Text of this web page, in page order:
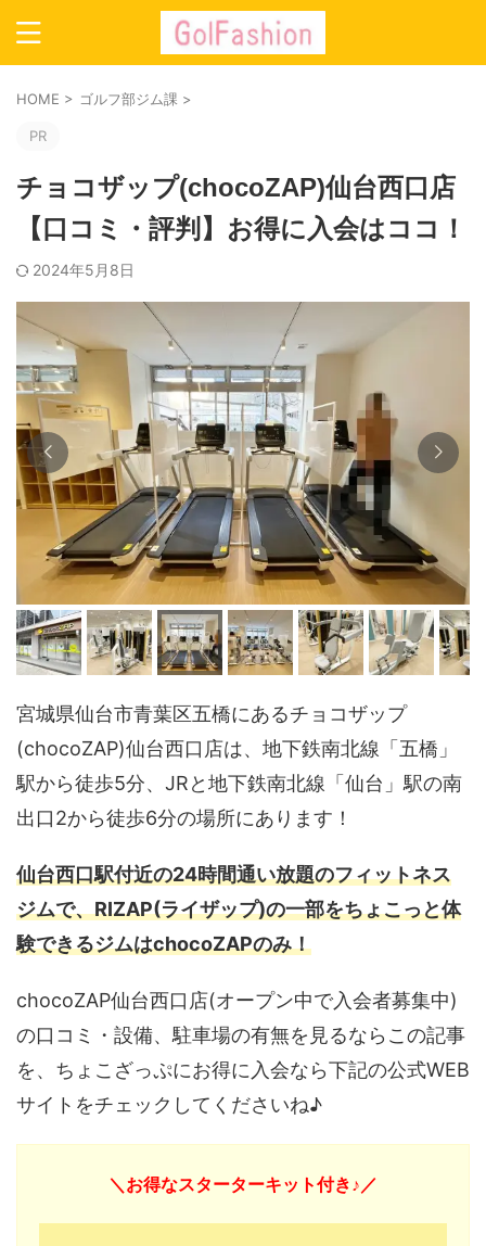
HOME > ゴルフ部ジム課 >
PR
チョコザップ(chocoZAP)仙台西口店
【口コミ・評判】お得に入会はココ！
2024年5月8日
宮城県仙台市青葉区五橋にあるチョコザップ
(chocoZAP)仙台西口店は、地下鉄南北線「五橋」
駅から徒歩5分、JRと地下鉄南北線「仙台」駅の南
出口2から徒歩6分の場所にあります！
仙台西口駅付近の24時間通い放題のフィットネス
ジムで、RIZAP(ライザップ)の一部をちょこっと体
験できるジムはchocoZAPのみ！
chocoZAP仙台西口店(オープン中で入会者募集中)
の口コミ・設備、駐車場の有無を見るならこの記事
を、ちょこざっぷにお得に入会なら下記の公式WEB
サイトをチェックしてくださいね♪
＼お得なスターターキット付き♪／